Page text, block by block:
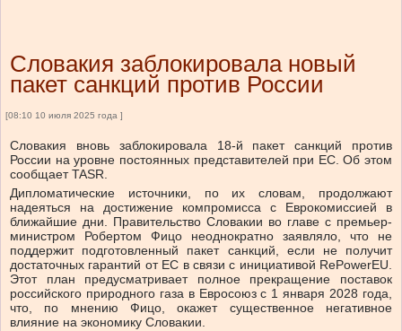
Словакия заблокировала новый
пакет санкций против России
[08:10 10 июля 2025 года ]
Словакия вновь заблокировала 18-й пакет санкций против
России на уровне постоянных представителей при ЕС. Об этом
сообщает TASR.
Дипломатические источники, по их словам, продолжают
надеяться на достижение компромисса с Еврокомиссией в
ближайшие дни. Правительство Словакии во главе с премьер-
министром Робертом Фицо неоднократно заявляло, что не
поддержит подготовленный пакет санкций, если не получит
достаточных гарантий от ЕС в связи с инициативой RePowerEU.
Этот план предусматривает полное прекращение поставок
российского природного газа в Евросоюз с 1 января 2028 года,
что, по мнению Фицо, окажет существенное негативное
влияние на экономику Словакии.